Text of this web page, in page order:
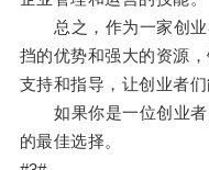
总之，作为一家创业
挡的优势和强大的资源
支持和指导，让创业者
如果你是一位创业者
的最佳选择。